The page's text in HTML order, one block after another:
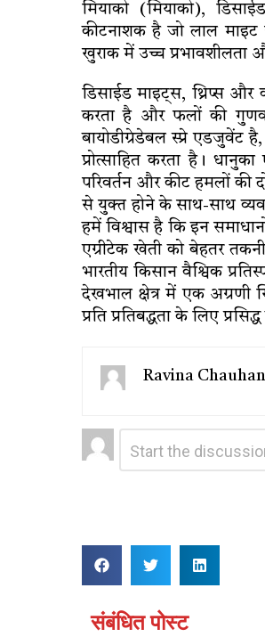
मियाको (मियाको),
कीटनाशक है जो लाल माइट
खुराक में उच्च प्रभावशीलता
डिसाईड माइट्स, थ्रिप्स
करता है और फलों की
बायोडीग्रेडेबल स्प्रे एडजुवेंट
प्रोत्साहित करता है।
परिवर्तन और कीट हमलों की
से युक्त होने के साथ-साथ
हमें विश्वास है कि इन
एग्रीटेक खेती को बेहतर
भारतीय किसान वैश्विक
देखभाल क्षेत्र में एक
प्रति प्रतिबद्धता के लिए
Ravina Chauhan
Leave
a
संबंधित पोस्ट